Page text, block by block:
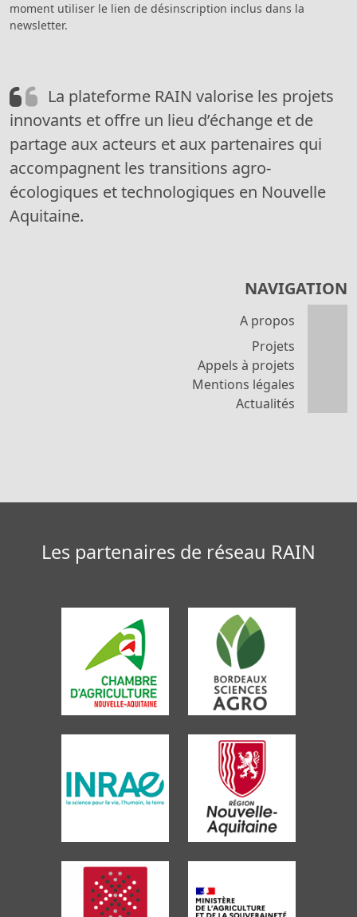
moment utiliser le lien de désinscription inclus dans la
newsletter.
La plateforme RAIN valorise les projets
innovants et offre un lieu d’échange et de
partage aux acteurs et aux partenaires qui
accompagnent les transitions agro-
écologiques et technologiques en Nouvelle
Aquitaine.
NAVIGATION
A propos
Projets
Appels à projets
Mentions légales
Actualités
Les partenaires de réseau RAIN